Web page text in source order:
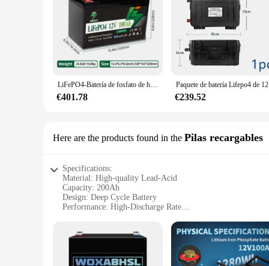
LiFePO4-Batería de fosfato de hierro y litio de ciclo profundo, BMS inteligente de 100A, compatible con Series de baterías o paralelas, 12V, Bluetooth, 100Ah, 200Ah
€401.78 €239.52
Here are the products found in the Pilas recargables
Specifications:
Material: High-quality Lead-Acid
Capacity: 200Ah
Design: Deep Cycle Battery
Performance: High-Discharge Rate
Weight: Lightweight for Easy Handling
|Vendors|